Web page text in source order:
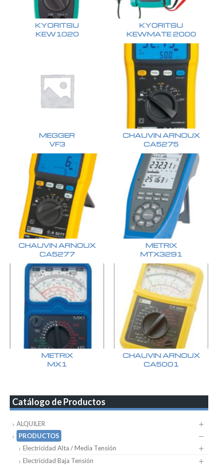
KYORITSU
KEW1020
KYORITSU
KEWMATE 2000
MEGGER
VF3
CHAUVIN ARNOUX
CA5275
CHAUVIN ARNOUX
CA5277
METRIX
MTX3291
METRIX
MX1
CHAUVIN ARNOUX
CA5001
Catálogo de Productos
ALQUILER
PRODUCTOS
Electricidad Alta / Media Tensión
Electricidad Baja Tensión